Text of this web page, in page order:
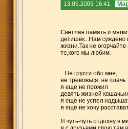
13.05.2009 16:41
Светлая память и
детишек...Нам суждено
жизни.Так не
те,кого мы любим.
...Не грусти обо мне,
не тревожься, не плачь
я ещё не прожил
девять жизней
я ещё не успел
я ещё не хочу
Я чуть-чуть отдохну в